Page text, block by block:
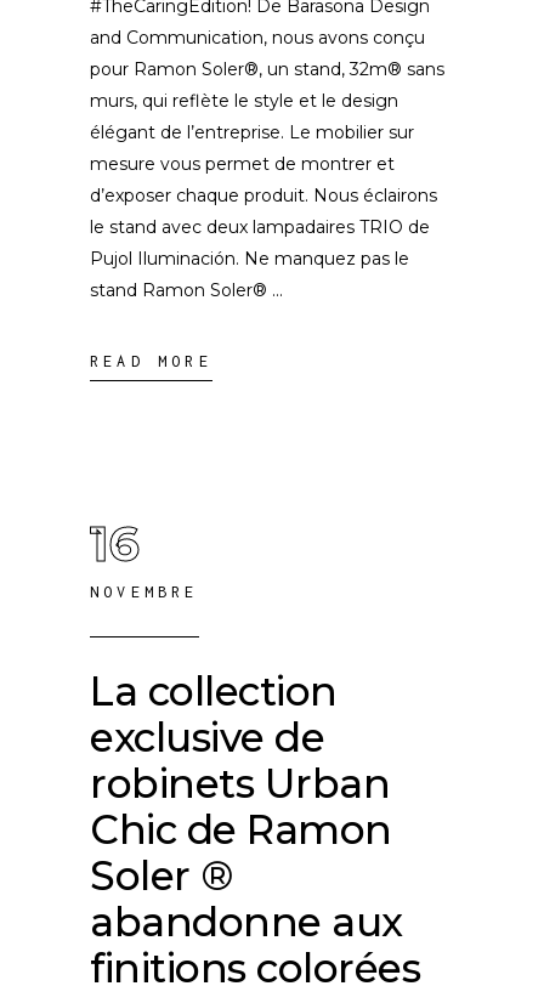
#TheCaringEdition! De Barasona Design
and Communication, nous avons conçu
pour Ramon Soler®, un stand, 32m® sans
murs, qui reflète le style et le design
élégant de l’entreprise. Le mobilier sur
mesure vous permet de montrer et
d’exposer chaque produit. Nous éclairons
le stand avec deux lampadaires TRIO de
Pujol Iluminación. Ne manquez pas le
stand Ramon Soler®
READ MORE
16
NOVEMBRE
La collection
exclusive de
robinets Urban
Chic de Ramon
Soler ®
abandonne aux
finitions colorées